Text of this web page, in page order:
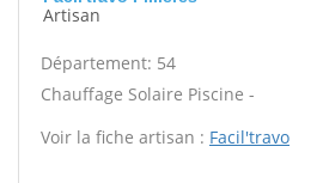
Artisan
Département: 54
Chauffage Solaire Piscine -
Voir la fiche artisan : Facil'travo